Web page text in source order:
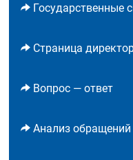
Государственные
Страница
Вопрос — ответ
Анализ обращений